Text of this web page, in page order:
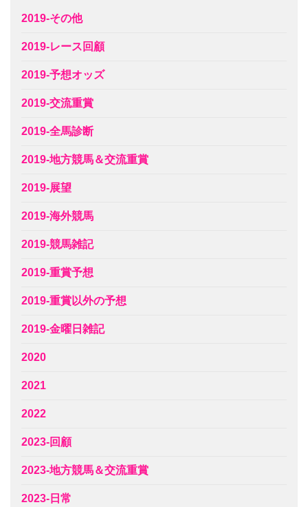
2019-その他
2019-レース回顧
2019-予想オッズ
2019-交流重賞
2019-全馬診断
2019-地方競馬＆交流重賞
2019-展望
2019-海外競馬
2019-競馬雑記
2019-重賞予想
2019-重賞以外の予想
2019-金曜日雑記
2020
2021
2022
2023-回顧
2023-地方競馬＆交流重賞
2023-日常